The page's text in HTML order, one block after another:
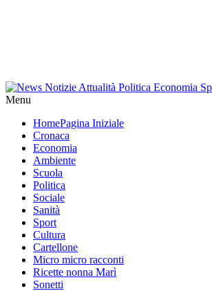
Menu
HomePagina Iniziale
Cronaca
Economia
Ambiente
Scuola
Politica
Sociale
Sanità
Sport
Cultura
Cartellone
Micro micro racconti
Ricette nonna Marì
Sonetti